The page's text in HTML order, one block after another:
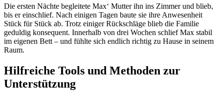
Die ersten Nächte begleitete Max‘ Mutter ihn ins Zimmer und blieb,
bis er einschlief. Nach einigen Tagen baute sie ihre Anwesenheit
Stück für Stück ab. Trotz einiger Rückschläge blieb die Familie
geduldig konsequent. Innerhalb von drei Wochen schlief Max stabil
im eigenen Bett – und fühlte sich endlich richtig zu Hause in seinem
Raum.
Hilfreiche Tools und Methoden zur
Unterstützung